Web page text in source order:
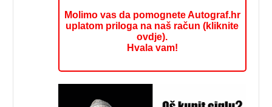
Molimo vas da pomognete Autograf.hr
uplatom priloga na naš račun (kliknite
ovdje).
Hvala vam!